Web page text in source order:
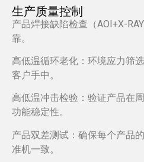
生产质量控制
产品焊接缺陷检查（AOI+X-
靠。
高低温循环老化：环境应力筛
客户手中。
高低温冲击检验：验证产品在
功能稳定性。
产品双差测试：确保每个产品
准机一致。